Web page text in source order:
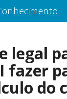
legal
fazer
do